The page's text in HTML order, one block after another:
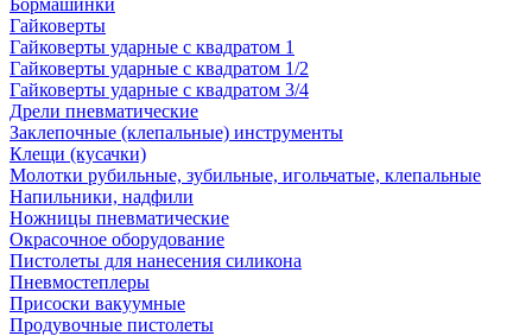
Бормашинки
Гайковерты
Гайковерты ударные с квадратом 1
Гайковерты ударные с квадратом 1/2
Гайковерты ударные с квадратом 3/4
Дрели пневматические
Заклепочные (клепальные) инструменты
Клещи (кусачки)
Молотки рубильные, зубильные, игольчатые, клепальные
Напильники, надфили
Ножницы пневматические
Окрасочное оборудование
Пистолеты для нанесения силикона
Пневмостеплеры
Присоски вакуумные
Продувочные пистолеты